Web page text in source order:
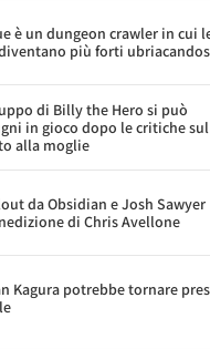
è un dungeon crawler in cui
più forti
di Billy the Hero si può
in gioco dopo le critiche sul
alla moglie
da Obsidian e Josh Sawyer
di Chris Avellone
Kagura potrebbe tornare